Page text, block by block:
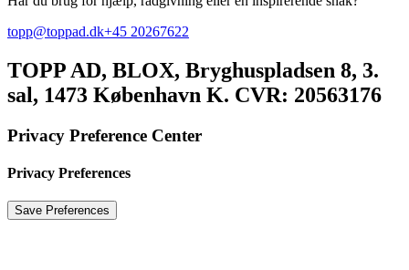
topp@toppad.dk+45 20267622
TOPP AD, BLOX, Bryghuspladsen 8, 3.
sal, 1473 København K. CVR: 20563176
Privacy Preference Center
Privacy Preferences